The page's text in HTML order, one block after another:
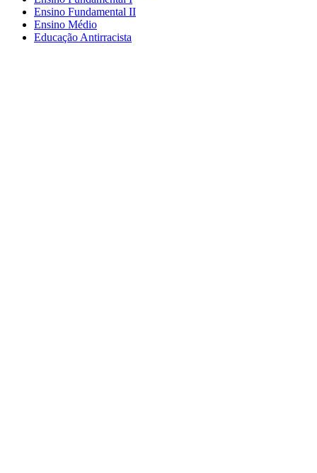
Ensino Fundamental II
Ensino Médio
Educação Antirracista